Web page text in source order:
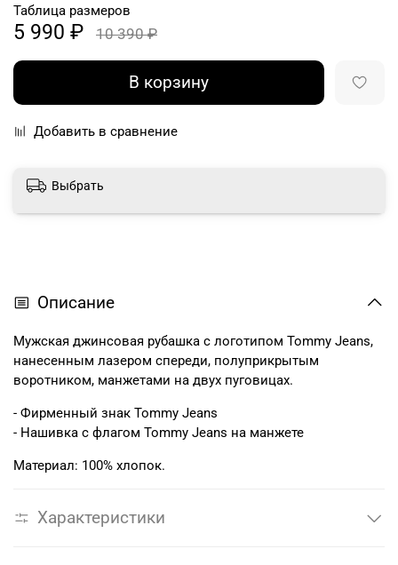
Таблица размеров
5 990 ₽ 10 390 ₽
В корзину
Добавить в сравнение
Выбрать
Описание
Мужская джинсовая рубашка с логотипом Tommy Jeans,
нанесенным лазером спереди, полуприкрытым
воротником, манжетами на двух пуговицах.
- Фирменный знак Tommy Jeans
- Нашивка с флагом Tommy Jeans на манжете
Материал: 100% хлопок.
Характеристики